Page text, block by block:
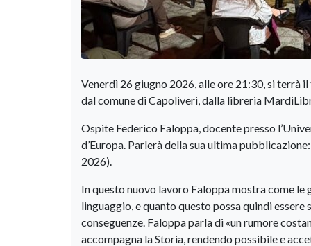
Venerdì 26 giugno 2026, alle ore 21:30, si terrà
dal comune di Capoliveri, dalla libreria
Ospite Federico Faloppa, docente presso
d’Europa. Parlerà della sua ultima
2026).
In questo nuovo lavoro Faloppa mostra come le
linguaggio, e quanto questo possa quindi
conseguenze. Faloppa parla di «un rumore
accompagna la Storia, rendendo possibile e